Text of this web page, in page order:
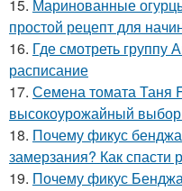
15. Маринованные
простой рецепт для
16. Где смотреть
расписание
17. Семена томата Таня
высокоурожайный
18. Почему фикус
замерзания? Как спасти
19. Почему фикус